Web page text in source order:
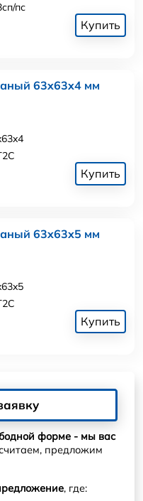
пс
Купить
63x63x4 мм
Купить
63x63x5 мм
Купить
форме - мы вас
предложим
, где: